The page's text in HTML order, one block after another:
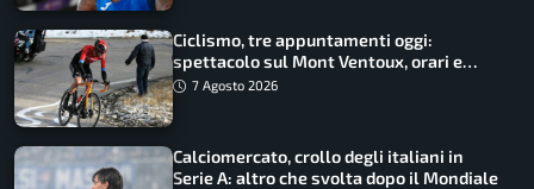
Ciclismo, tre appuntamenti oggi:
spettacolo sul Mont Ventoux, orari e
come vederli
7 Agosto 2026
Calciomercato, crollo degli italiani in
Serie A: altro che svolta dopo il Mondiale